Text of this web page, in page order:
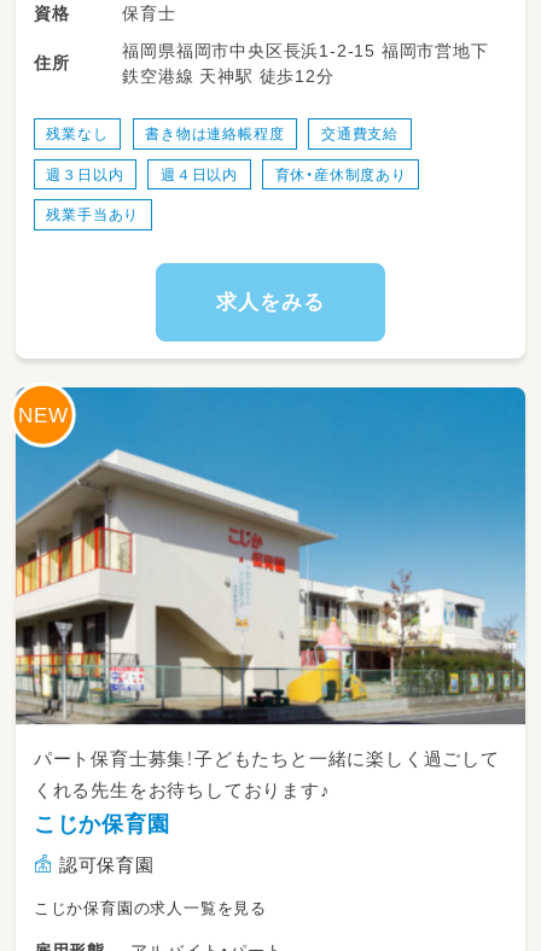
舞鶴保育園は、「都会ならではの経験」と「家庭
ではできない豊かな体験」を大切にしていま
す。
置しており、とても交通の便がいい保育園で
す。
園庭には桜・葡萄・銀杏の樹があり、子ども達は
四季の移ろいを感じながら、横割り保育を軸に
＜元気で思いやりがあり、考えることのできる
子ども＞を育む保育を目指しています。
現在 132名の児童を職員41名でこども達を見
守っています。
子育てや介護等も担いながら就労している職員
も多い為、家庭都合の早退や休みにも柔軟に対
応しています。
写真
ILIXIsef318t7VaydZ6yFjoV7nT7cUFSwatDE
hjX.jpg
仕事内容 書き物は連絡帳程度，持ち帰りなし
【日中勤務】
フルタイムの場合はクラス担任となる場合もあ
ります。
※クラス担任の場合は、担任手当等の支給あり
→担任としてクラスに配置されます。
資格 保育士
住所
福岡県福岡市中央区長浜1-2-15 福岡市営地下
鉄空港線 天神駅 徒歩12分
残業なし 書き物は連絡帳程度 交通費支給
週３日以内 週４日以内 育休・産休制度あり
残業手当あり
求人をみる
パート保育士募集！子どもたちと一緒に楽しく過ごして
くれる先生をお待ちしております♪
こじか保育園
認可保育園
こじか保育園の求人一覧を見る